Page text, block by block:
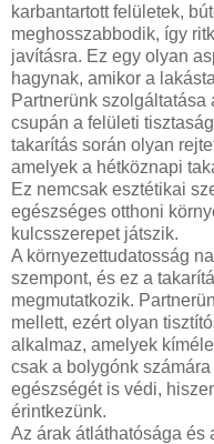
karbantartott felületek,
meghosszabbodik, így
javításra. Ez egy olyan
hagynak, amikor a
Partnerünk
csupán a felületi
takarítás során olyan
amelyek a hétköznapi
Ez nemcsak esztétikai
egészséges otthoni
kulcsszerepet játszik.
A környezettudatosság
szempont, és ez a
megmutatkozik.
mellett, ezért olyan
alkalmaz, amelyek
csak a bolygónk
egészségét is védi,
érintkezünk.
Az árak átláthatósága és